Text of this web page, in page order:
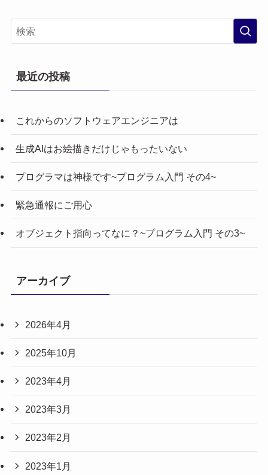
最近の投稿
これからのソフトウェアエンジニアは
生成AIはお絵描きだけじゃもったいない
プログラマは神様です~プログラム入門 その4~
緊急通報にご用心
オブジェクト指向ってなに？~プログラム入門 その3~
アーカイブ
2026年4月
2025年10月
2023年4月
2023年3月
2023年2月
2023年1月